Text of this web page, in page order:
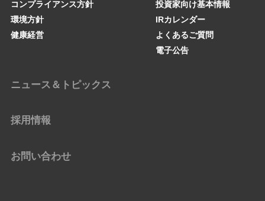
コンプライアンス方針
環境方針
健康経営
投資家向け基本情報
IRカレンダー
よくあるご質問
電子公告
ニュース＆トピックス
採用情報
お問い合わせ